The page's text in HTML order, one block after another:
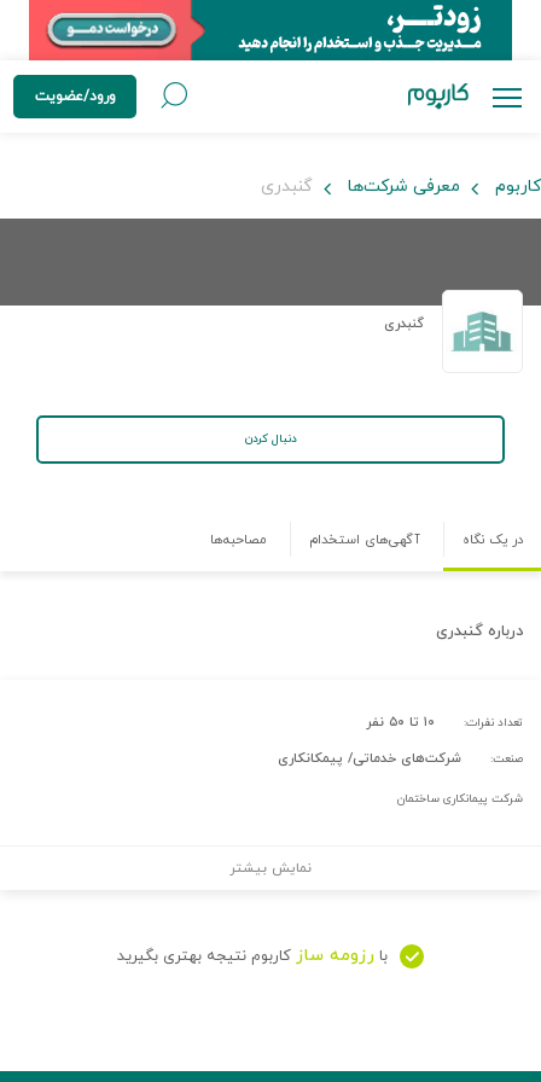
ورود/عضویت
کاربوم معرفی شرکت‌ها گنبدری
گنبدری
دنبال کردن
در یک نگاه آگهی‌های استخدام مصاحبه‌ها
درباره گنبدری
تعداد نفرات: ۱۰ تا ۵۰ نفر
صنعت: شرکت‌های خدماتی/ پیمکانکاری
شرکت پیمانکاری ساختمان
نمایش بیشتر
با رزومه ساز کاربوم نتیجه بهتری بگیرید